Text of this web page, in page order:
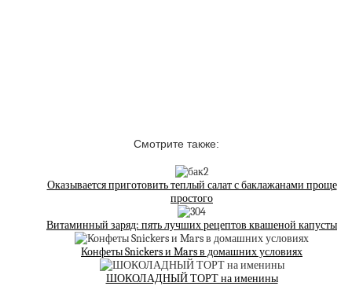
Смотрите также:
Оказывается приготовить теплый салат с баклажанами проще
простого
Витаминный заряд: пять лучших рецептов квашеной капусты
Конфеты Snickers и Mars в домашних условиях
ШОКОЛАДНЫЙ ТОРТ на именины